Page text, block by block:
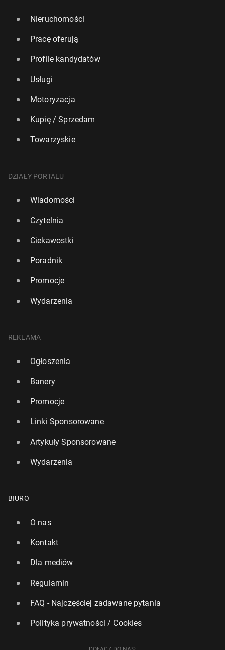
Nieruchomości
Pracę oferują
Profile kandydatów
Usługi
Motoryzacja
Kupię / Sprzedam
Towarzyskie
DZIAŁY PORTALU
Wiadomości
Czytelnia
Ciekawostki
Poradnik
Promocje
Wydarzenia
REKLAMA
Ogłoszenia
Banery
Promocje
Linki Sponsorowane
Artykuły Sponsorowane
Wydarzenia
BIURO
O nas
Kontakt
Dla mediów
Regulamin
FAQ - Najczęściej zadawane pytania
Polityka prywatności / Cookies